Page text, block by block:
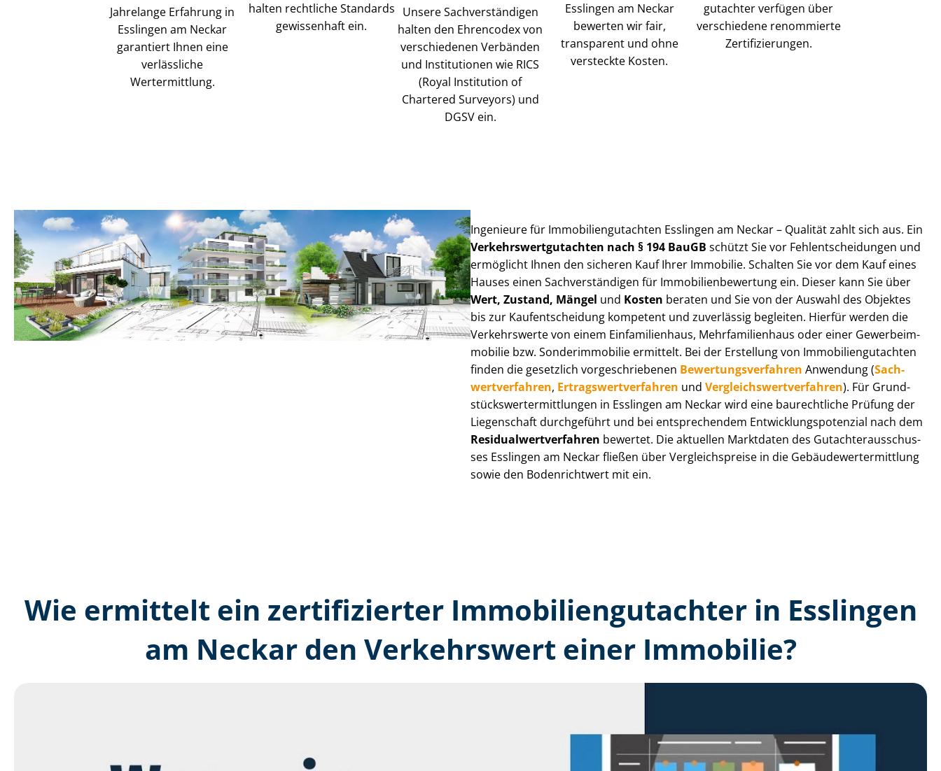
Jahrelange Erfahrung in
Esslingen am Neckar
garantiert Ihnen eine
verlässliche
Wertermittlung.
halten rechtliche Standards
gewissenhaft ein.
Unsere Sach­ver­stän­di­gen
halten den Ehrencodex von
verschiedenen Verbänden
und Institutionen wie RICS
(Royal Institution of
Chartered Surveyors) und
DGSV ein.
Esslingen am Neckar
bewerten wir fair,
transparent und ohne
versteckte Kosten.
gutachter verfügen über
verschiedene renommierte
Zer­ti­fi­zie­run­gen.
Ingenieure für Im­mo­bi­li­en­gut­ach­ten Esslingen am Neckar – Qualität zahlt sich aus. Ein
Ver­kehrs­wert­gut­ach­ten nach § 194 BauGB schützt Sie vor Fehl­ent­schei­dun­gen und
ermöglicht Ihnen den sicheren Kauf Ihrer Immobilie. Schalten Sie vor dem Kauf eines
Hauses einen Sach­ver­stän­di­gen für Im­mo­bi­li­en­be­wer­tung ein. Dieser kann Sie über
Wert, Zustand, Mängel und Kosten beraten und Sie von der Auswahl des Objektes
bis zur Kauf­ent­schei­dung kompetent und zuverlässig begleiten. Hierfür werden die
Verkehrswerte von einem Einfamilienhaus, Mehr­fa­mi­li­en­haus oder einer Ge­wer­be­im­
mo­bi­lie bzw. Sonderimmobilie ermittelt. Bei der Erstellung von Im­mo­bi­li­en­gut­ach­ten
finden die gesetzlich vor­ge­schrie­be­nen Be­wer­tungs­ver­fah­ren Anwendung (Sach­
wert­ver­fah­ren, Er­trags­wert­ver­fah­ren und Ver­gleichs­wert­ver­fah­ren). Für Grund­
stücks­wert­ermitt­lun­gen in Esslingen am Neckar wird eine baurechtliche Prüfung der
Liegenschaft durchgeführt und bei entsprechendem Ent­wick­lungs­po­ten­zi­al nach dem
Re­si­du­al­wert­ver­fah­ren bewertet. Die aktuellen Marktdaten des Gut­ach­ter­aus­schus­
ses Esslingen am Neckar fließen über Ver­gleichs­prei­se in die Ge­bäu­de­wert­ermitt­lung
sowie den Bodenrichtwert mit ein.
Wie ermittelt ein zertifizierter Immobilien­gutachter in Esslingen
am Neckar den Verkehrswert einer Immobilie?